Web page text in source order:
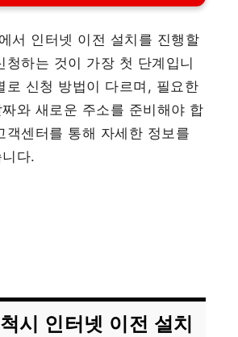
서 인터넷 이전 설치를 진행할
청하는 것이 가장 첫 단계입니
로 신청 방법이 다르며, 필요한
와 새로운 주소를 준비해야 합
객센터를 통해 자세한 정보를
다.
시 인터넷 이전 설치